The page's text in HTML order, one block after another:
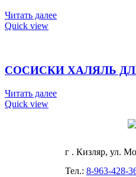
Читать далее
Quick view
СОСИСКИ ХАЛЯЛЬ
Читать далее
Quick view
г . Кизляр, ул.
Тел.: 8-963-428-